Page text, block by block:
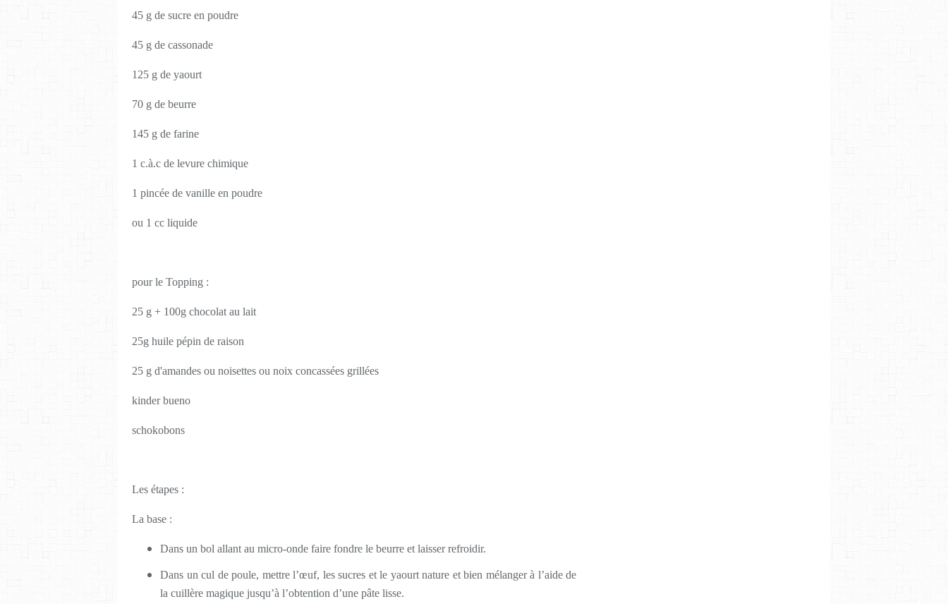
45 g de sucre en poudre
45 g de cassonade
125 g de yaourt
70 g de beurre
145 g de farine
1 c.à.c de levure chimique
1 pincée de vanille en poudre
ou 1 cc liquide
pour le Topping :
25 g + 100g chocolat au lait
25g huile pépin de raison
25 g d'amandes ou noisettes ou noix concassées grillées
kinder bueno
schokobons
Les étapes :
La base :
Dans un bol allant au micro-onde faire fondre le beurre et laisser refroidir.
Dans un cul de poule, mettre l’œuf, les sucres et le yaourt nature et bien mélanger à l’aide de
la cuillère magique jusqu’à l’obtention d’une pâte lisse.